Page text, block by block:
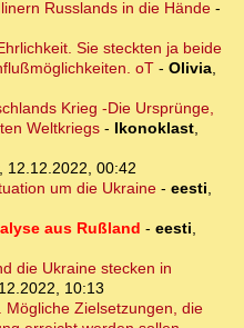
Russlands in die Hände-
Sie steckten ja beide
oT - Olivia,
Krieg -Die Ursprünge,
Weltkriegs - Ikonoklast,
12.12.2022, 00:42
um die Ukraine- eesti,
aus Rußland - eesti,
die Ukraine stecken in
10:13
Mögliche Zielsetzungen, die